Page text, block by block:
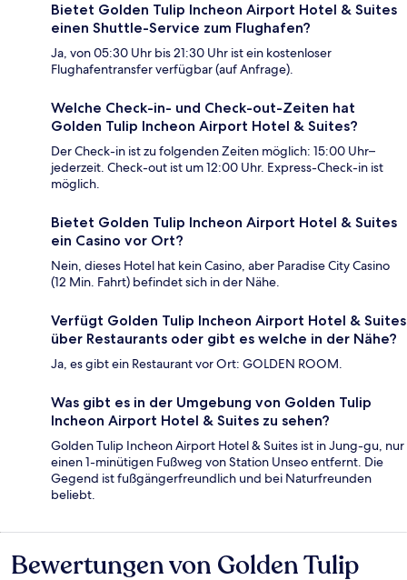
Bietet Golden Tulip Incheon Airport Hotel & Suites
einen Shuttle-Service zum Flughafen?
Ja, von 05:30 Uhr bis 21:30 Uhr ist ein kostenloser
Flughafentransfer verfügbar (auf Anfrage).
Welche Check-in- und Check-out-Zeiten hat
Golden Tulip Incheon Airport Hotel & Suites?
Der Check-in ist zu folgenden Zeiten möglich: 15:00 Uhr–
jederzeit. Check-out ist um 12:00 Uhr. Express-Check-in ist
möglich.
Bietet Golden Tulip Incheon Airport Hotel & Suites
ein Casino vor Ort?
Nein, dieses Hotel hat kein Casino, aber Paradise City Casino
(12 Min. Fahrt) befindet sich in der Nähe.
Verfügt Golden Tulip Incheon Airport Hotel & Suites
über Restaurants oder gibt es welche in der Nähe?
Ja, es gibt ein Restaurant vor Ort: GOLDEN ROOM.
Was gibt es in der Umgebung von Golden Tulip
Incheon Airport Hotel & Suites zu sehen?
Golden Tulip Incheon Airport Hotel & Suites ist in Jung-gu, nur
einen 1-minütigen Fußweg von Station Unseo entfernt. Die
Gegend ist fußgängerfreundlich und bei Naturfreunden
beliebt.
Bewertungen
Bewertungen von Golden Tulip